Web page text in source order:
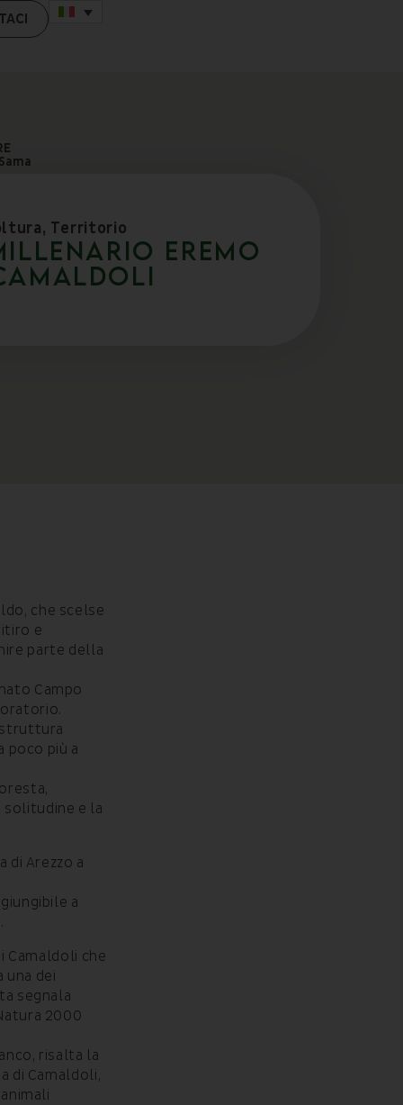
, Territorio
EREMO
che scelse
e
parte della
Campo
struttura
poco più a
solitudine e la
di Arezzo a
a
Camaldoli che
dei
segnala
2000
risalta la
di Camaldoli,